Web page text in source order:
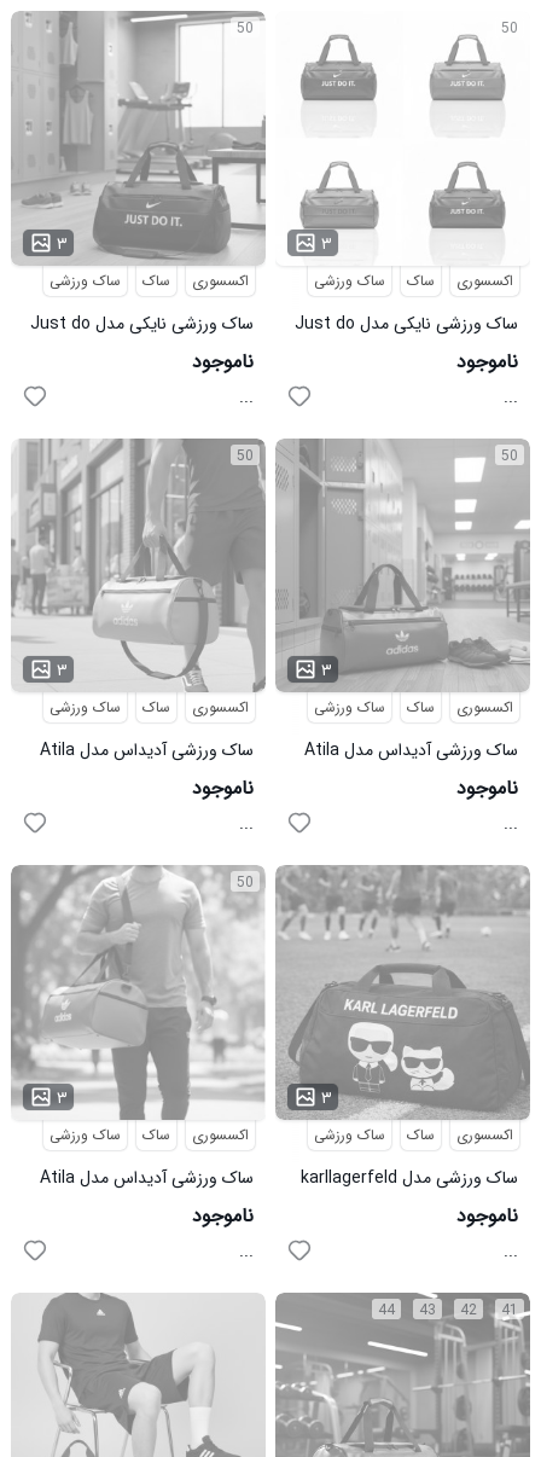
50
۳
اکسسوری ساک ساک ورزشی
ساک ورزشی نایکی مدل Just do
it مشکی
ناموجود
...
50
۳
اکسسوری ساک ساک ورزشی
ساک ورزشی نایکی مدل Just do
it سرمه ای
ناموجود
...
50
۳
اکسسوری ساک ساک ورزشی
ساک ورزشی آدیداس مدل Atila
طوسی
ناموجود
...
50
۳
اکسسوری ساک ساک ورزشی
ساک ورزشی آدیداس مدل Atila
قرمز
ناموجود
...
50
۳
اکسسوری ساک ساک ورزشی
ساک ورزشی آدیداس مدل Atila
سبز
ناموجود
...
۳
اکسسوری ساک ساک ورزشی
ساک ورزشی مدل karllagerfeld
کد 6460
ناموجود
...
41
42
43
44